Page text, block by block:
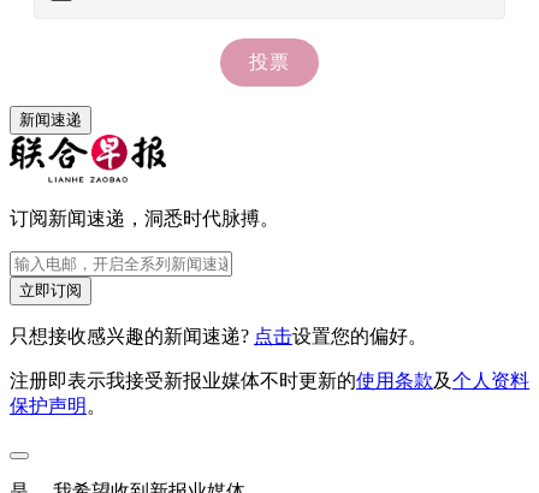
新闻速递
订阅新闻速递，洞悉时代脉搏。
立即订阅
只想接收感兴趣的新闻速递? 点击设置您的偏好。
注册即表示我接受新报业媒体不时更新的使用条款及个人资料
保护声明 。